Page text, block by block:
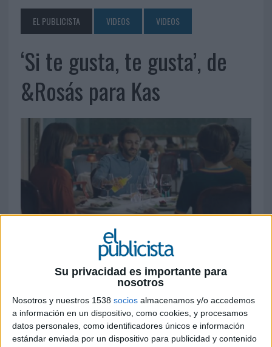
Su privacidad es importante para
nosotros
Nosotros y nuestros 1538 socios almacenamos y/o accedemos
a información en un dispositivo, como cookies, y procesamos
datos personales, como identificadores únicos e información
estándar enviada por un dispositivo para publicidad y contenido
EL PUBLICISTA VIDEOS VIDEOS
‘Si te gusta, te gusta’, de
&Rosás para Kas
Ficha técnica ‘Si te gusta, te gusta’
Anunciante: PepsiCo
Marca: Kas